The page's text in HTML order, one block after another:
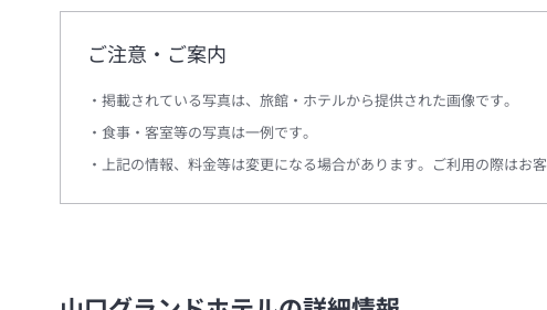
ご注意・ご案内
掲載されている写真は、旅館・ホテルから提供された画像です。
食事・客室等の写真は一例です。
上記の情報、料金等は変更になる場合があります。ご利用の際はお